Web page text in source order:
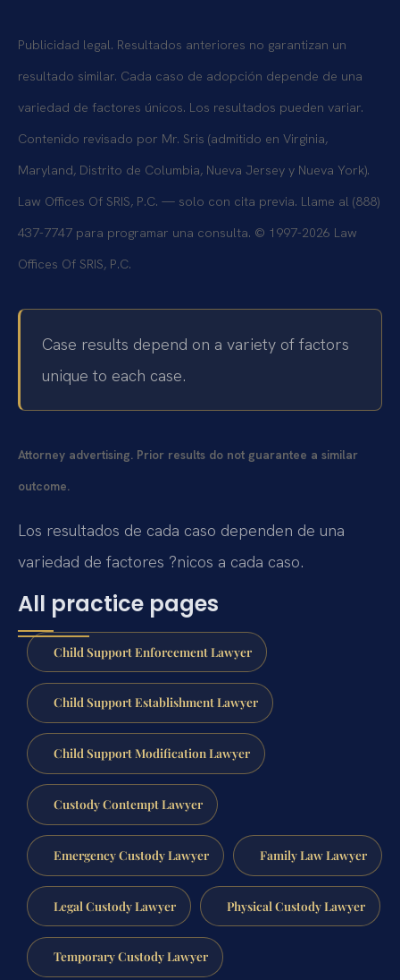
Publicidad legal. Resultados anteriores no garantizan un
resultado similar. Cada caso de adopción depende de una
variedad de factores únicos. Los resultados pueden variar.
Contenido revisado por Mr. Sris (admitido en Virginia,
Maryland, Distrito de Columbia, Nueva Jersey y Nueva York).
Law Offices Of SRIS, P.C. — solo con cita previa. Llame al (888)
437-7747 para programar una consulta. © 1997-2026 Law
Offices Of SRIS, P.C.
Case results depend on a variety of factors
unique to each case.
Attorney advertising. Prior results do not guarantee a similar
outcome.
Los resultados de cada caso dependen de una
variedad de factores ?nicos a cada caso.
All practice pages
Child Support Enforcement Lawyer
Child Support Establishment Lawyer
Child Support Modification Lawyer
Custody Contempt Lawyer
Emergency Custody Lawyer Family Law Lawyer
Legal Custody Lawyer Physical Custody Lawyer
Temporary Custody Lawyer